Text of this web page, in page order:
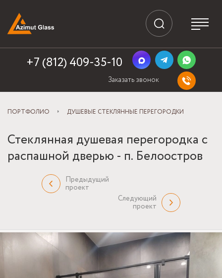
+7 (812) 409-35-10
Заказать звонок
ПОРТФОЛИО ДУШЕВЫЕ СТЕКЛЯННЫЕ ПЕРЕГОРОДКИ
Стеклянная душевая перегородка с
распашной дверью - п. Белоостров
Предыдущий
проект
Следующий
проект